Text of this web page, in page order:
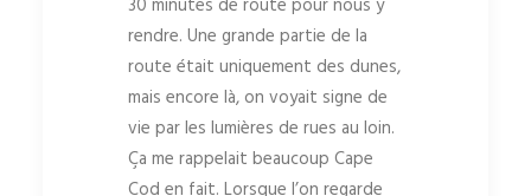
rendre. Une grande partie de la
route était uniquement des dunes,
mais encore là, on voyait signe de
vie par les lumières de rues au loin.
Ça me rappelait beaucoup Cape
Cod en fait. Lorsque l’on regarde